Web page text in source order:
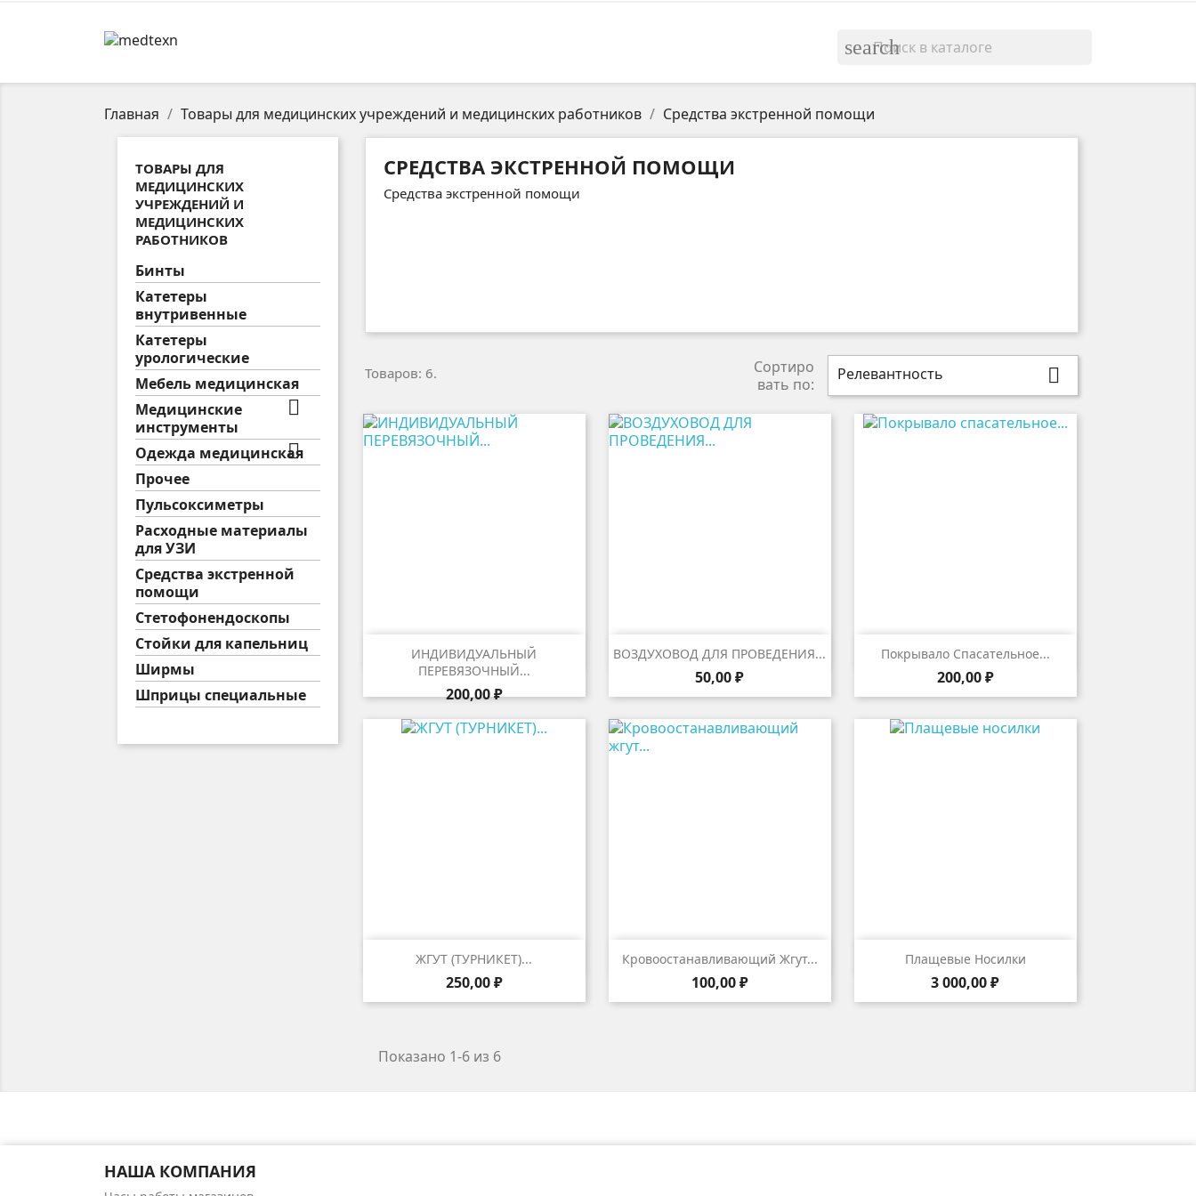
search
Главная Товары для медицинских учреждений и медицинских работников Средства экстренной помощи
ТОВАРЫ ДЛЯ
МЕДИЦИНСКИХ
УЧРЕЖДЕНИЙ И
МЕДИЦИНСКИХ
РАБОТНИКОВ
Бинты
Катетеры
внутривенные
Катетеры
урологические
Мебель медицинская
Медицинские
инструменты

Одежда медицинская

Прочее
Пульсоксиметры
Расходные материалы
для УЗИ
Средства экстренной
помощи
Стетофонендоскопы
Стойки для капельниц
Ширмы
Шприцы специальные
СРЕДСТВА ЭКСТРЕННОЙ ПОМОЩИ
Средства экстренной помощи
Товаров: 6.
Сортиро
вать по:
Релевантность 
ИНДИВИДУАЛЬНЫЙ
ПЕРЕВЯЗОЧНЫЙ...
Цена
200,00 ₽
Быстрый просмотр ВОЗДУХОВОД ДЛЯ ПРОВЕДЕНИЯ...
Цена
50,00 ₽
 Быстрый просмотр Покрывало Спасательное...
Цена
200,00 ₽
 Быстрый просмотр
ЖГУТ (ТУРНИКЕТ)...
Цена
250,00 ₽
Быстрый просмотр Кровоостанавливающий Жгут...
Цена
100,00 ₽
 Быстрый просмотр Плащевые Носилки
Цена
3 000,00 ₽
Быстрый просмотр
Показано 1-6 из 6
НАША КОМПАНИЯ